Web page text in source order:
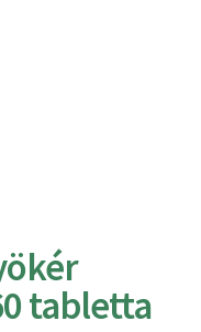
tabletta